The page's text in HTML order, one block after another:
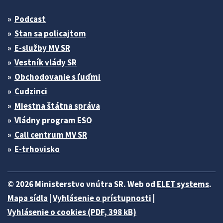
Podcast
Stan sa policajtom
E-služby MV SR
Vestník vlády SR
Obchodovanie s ľuďmi
Cudzinci
Miestna štátna správa
Vládny program ESO
Call centrum MV SR
E-trhovisko
© 2026 Ministerstvo vnútra SR. Web od ELET systems.
Mapa sídla Vyhlásenie o prístupnosti
Vyhlásenie o cookies (PDF, 398 kB)